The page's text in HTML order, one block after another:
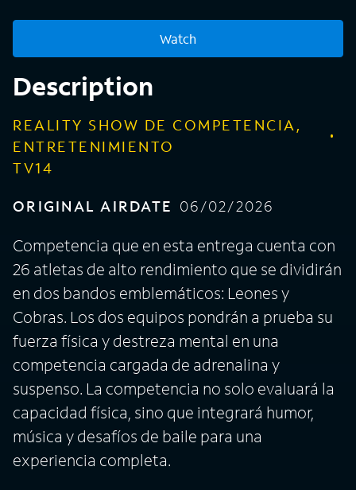
competencia no solo evaluará la capacidad física, sino que
experiencia completa.
Watch
Description
REALITY SHOW DE COMPETENCIA,
ENTRETENIMIENTO
TV14
ORIGINAL AIRDATE 06/02/2026
Competencia que en esta entrega cuenta con
26 atletas de alto rendimiento que se dividirán
en dos bandos emblemáticos: Leones y
Cobras. Los dos equipos pondrán a prueba su
fuerza física y destreza mental en una
competencia cargada de adrenalina y
suspenso. La competencia no solo evaluará la
capacidad física, sino que integrará humor,
música y desafíos de baile para una
experiencia completa.